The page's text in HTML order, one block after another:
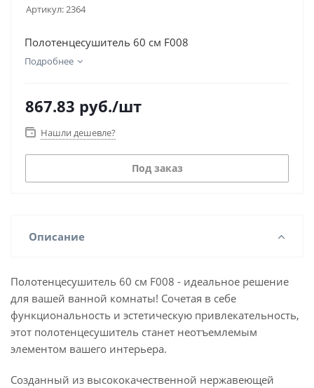
Артикул:2364
Полотенцесушитель 60 см F008
Подробнее
867.83 руб./шт
Нашли дешевле?
Под заказ
Описание
Полотенцесушитель 60 см F008 - идеальное решение
для вашей ванной комнаты! Сочетая в себе
функциональность и эстетическую привлекательность,
этот полотенцесушитель станет неотъемлемым
элементом вашего интерьера.
Созданный из высококачественной нержавеющей